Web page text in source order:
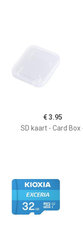
€ 3.95
SD kaart - Card Box